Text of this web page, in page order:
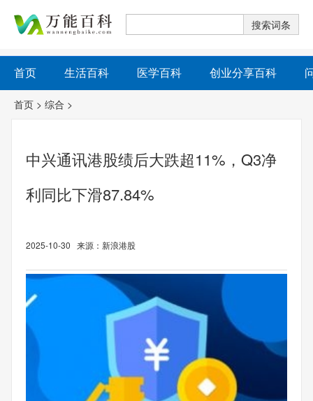
首页 生活百科 医学百科 创业分享百科
首页 > 综合 >
中兴通讯港股绩后大跌超11%，Q3净
利同比下滑87.84%
2025-10-30 来源：新浪港股